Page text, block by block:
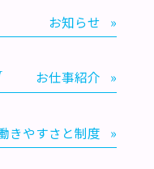
お知らせ »
お仕事紹介 »
きやすさと制度 »